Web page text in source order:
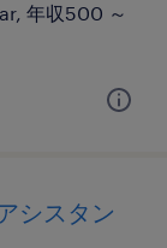
年収500 ～
シスタン